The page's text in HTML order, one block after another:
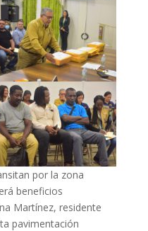
por la zona
beneficios
Martínez, residente
pavimentación